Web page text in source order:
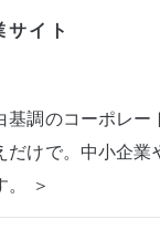
サイト
基調のコーポレー
だけで。中小企
。 ＞